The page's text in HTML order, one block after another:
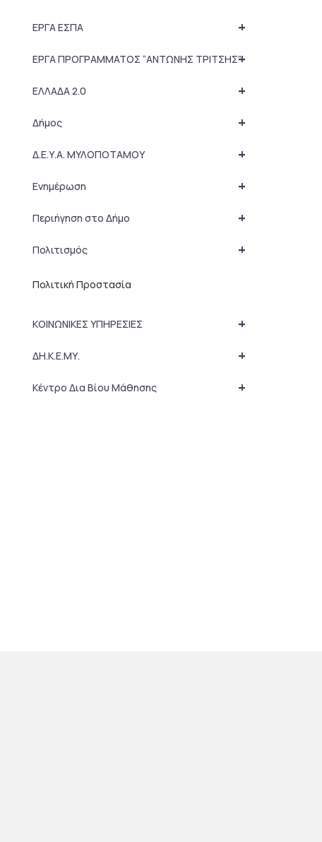
+
ΕΡΓΑ ΕΣΠΑ
+
ΕΡΓΑ ΠΡΟΓΡΑΜΜΑΤΟΣ “ΑΝΤΩΝΗΣ ΤΡΙΤΣΗΣ”
+
ΕΛΛΑΔΑ 2.0
+
Δήμος
+
Δ.Ε.Υ.Α. ΜΥΛΟΠΟΤΑΜΟΥ
+
Ενημέρωση
+
Περιήγηση στο Δήμο
+
Πολιτισμός
Πολιτική Προστασία
+
ΚΟΙΝΩΝΙΚΕΣ ΥΠΗΡΕΣΙΕΣ
+
ΔΗ.Κ.Ε.ΜΥ.
+
Κέντρο Δια Βίου Μάθησης